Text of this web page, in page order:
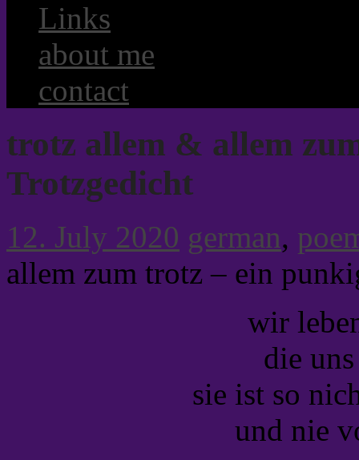
Links
about me
contact
trotz allem & allem
Trotzgedicht
12. July 2020 german,
allem zum trotz – ein
wir
die
sie ist so
und nie